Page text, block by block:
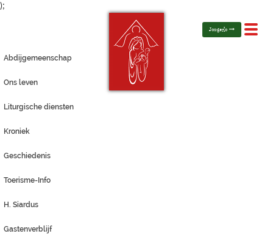
);
Toggle
Jongerlo
Abdijgemeenschap
Ons leven
Liturgische diensten
Kroniek
Geschiedenis
Toerisme-Info
H. Siardus
Gastenverblijf